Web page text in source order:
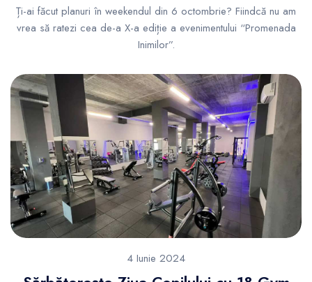
Ți-ai făcut planuri în weekendul din 6 octombrie? Fiindcă nu am
vrea să ratezi cea de-a X-a ediție a evenimentului “Promenada
Inimilor”.
4 Iunie 2024